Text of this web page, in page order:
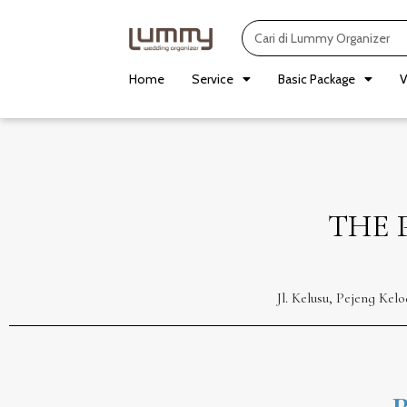
Search
Home Service Basic Package
THE
Jl. Kelusu, Pejeng